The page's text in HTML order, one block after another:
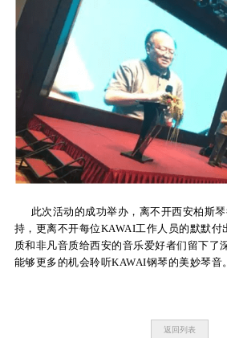
此次活动的成功举办，离不开西安柏斯琴
持，更离不开每位KAWAI工作人员的默默付
质和非凡音质给西安的音乐爱好者们留下了
能够更多的机会聆听KAWAI钢琴的美妙琴音。
返回列表